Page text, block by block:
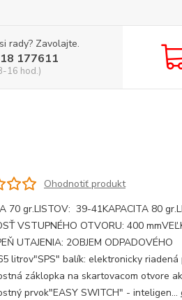
rady? Zavolajte.
177611
16 hod.)
Ohodnotiť produkt
70 gr.LISTOV: 39-41KAPACITA 80
VSTUPNÉHO OTVORU: 400
UTAJENIA: 2OBJEM ODPADOVÉHO
litrov"SPS" balík: elektronicky riadená
záklopka na skartovacom otvore
prvok"EASY SWITCH" - inteligen...